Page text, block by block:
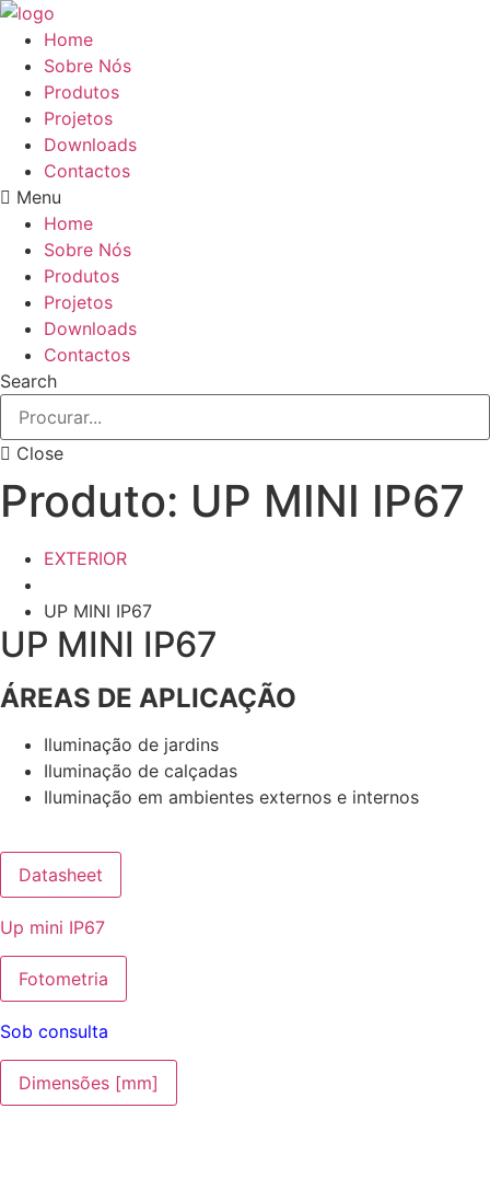
Pular
para
conteúdo
Home
Sobre Nós
Produtos
Projetos
Downloads
Contactos
Menu
Home
Sobre Nós
Produtos
Projetos
Downloads
Contactos
Search
Close
Produto: UP MINI IP67
EXTERIOR
UP MINI IP67
UP MINI IP67
ÁREAS DE APLICAÇÃO
Iluminação de jardins
Iluminação de calçadas
Iluminação em ambientes externos e internos
Datasheet
Up mini IP67
Fotometria
Sob consulta
Dimensões [mm]